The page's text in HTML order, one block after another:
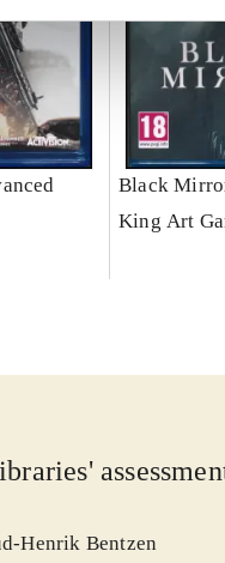
Black
King Art
Henrik Bentzen